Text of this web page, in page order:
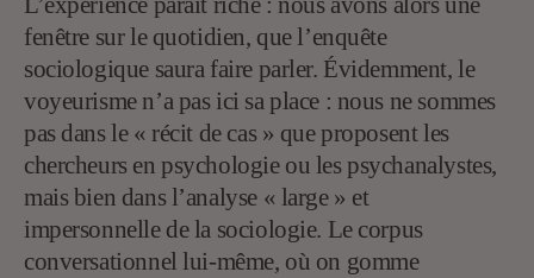
fenêtre sur le quotidien, que l’enquête
sociologique saura faire parler. Évidemment, le
voyeurisme n’a pas ici sa place : nous ne sommes
pas dans le « récit de cas » que proposent les
chercheurs en psychologie ou les psychanalystes,
mais bien dans l’analyse « large » et
impersonnelle de la sociologie. Le corpus
conversationnel lui-même, où on gomme